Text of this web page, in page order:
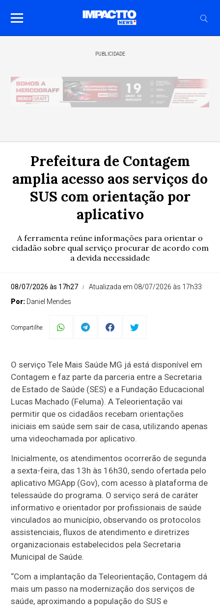
PUBLICIDADE
Prefeitura de Contagem
amplia acesso aos serviços do
SUS com orientação por
aplicativo
A ferramenta reúne informações para orientar o
cidadão sobre qual serviço procurar de acordo com
a devida necessidade
08/07/2026 às 17h27
Atualizada em 08/07/2026 às 17h33
Por: Daniel Mendes
Compartilhe:
O serviço Tele Mais Saúde MG já está disponível em
Contagem e faz parte da parceria entre a Secretaria
de Estado de Saúde (SES) e a Fundação Educacional
Lucas Machado (Feluma). A Teleorientação vai
permitir que os cidadãos recebam orientações
iniciais em saúde sem sair de casa, utilizando apenas
uma videochamada por aplicativo.
Inicialmente, os atendimentos ocorrerão de segunda
a sexta-feira, das 13h às 16h30, sendo ofertada pelo
aplicativo MGApp (Gov), com acesso à plataforma de
telessaúde do programa. O serviço será de caráter
informativo e orientador por profissionais de saúde
vinculados ao município, observando os protocolos
assistenciais, fluxos de atendimento e diretrizes
organizacionais estabelecidos pela Secretaria
Municipal de Saúde.
“Com a implantação da Teleorientação, Contagem dá
mais um passo na modernização dos serviços de
saúde, aproximando a população do SUS e